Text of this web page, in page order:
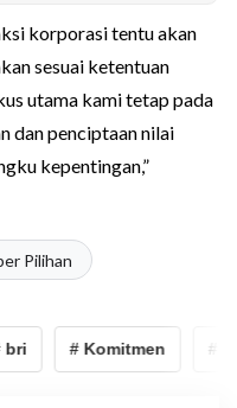
korporasi tentu akan
sesuai ketentuan
utama kami tetap pada
dan penciptaan nilai
kepentingan,”
Pilihan
# Komitmen #